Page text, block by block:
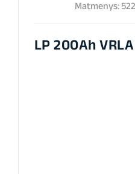
Matmenys: